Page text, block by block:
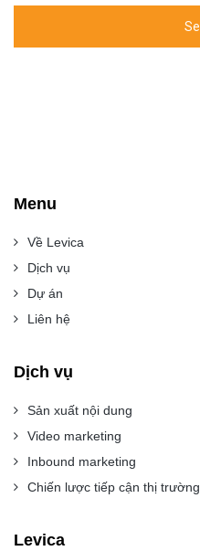
Menu
Về Levica
Dịch vụ
Dự án
Liên hệ
Dịch vụ
Sản xuất nội dung
Video marketing
Inbound marketing
Chiến lược tiếp cận thị trường
Levica